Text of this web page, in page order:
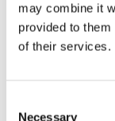
may combine it
provided to
of their services.
Necessary
Mortens Kro,
Café Aalto,
Musikkens